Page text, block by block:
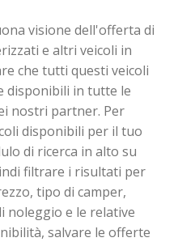
visione dell'offerta di
e altri veicoli in
che tutti questi veicoli
disponibili in tutte le
nostri partner. Per
disponibili per il tuo
di ricerca in alto su
filtrare i risultati per
tipo di camper,
noleggio e le relative
salvare le offerte